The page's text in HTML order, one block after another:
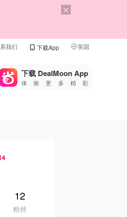
我们 下载App 英国
🇺🇸
🇨🇳 中国
下载 DealMoon App
体验更多精彩
12
粉丝